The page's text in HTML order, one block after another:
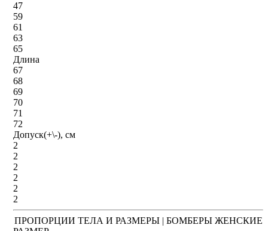
47
59
61
63
65
Длина
67
68
69
70
71
72
Допуск(+\-), см
2
2
2
2
2
2
ПРОПОРЦИИ ТЕЛА И РАЗМЕРЫ | БОМБЕРЫ ЖЕНСКИЕ